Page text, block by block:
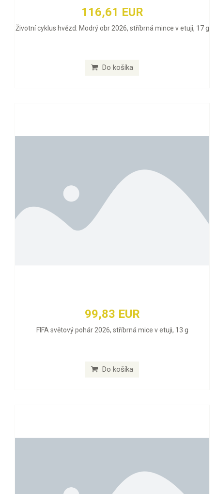
116,61 EUR
Životní cyklus hvězd: Modrý obr 2026, stříbrná mince v etuji, 17 g
Do košíka
99,83 EUR
FIFA světový pohár 2026, stříbrná mice v etuji, 13 g
Do košíka